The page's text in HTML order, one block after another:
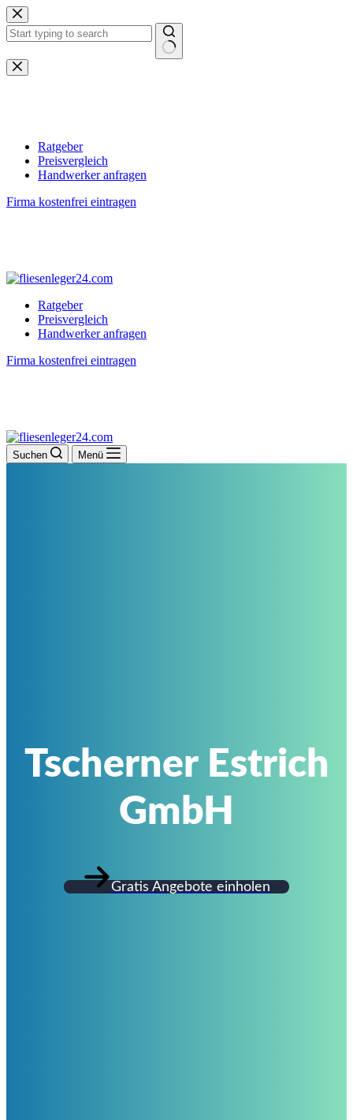
Zum
Inhalt
springen
Keine
Ergebnisse
Ratgeber
Preisvergleich
Handwerker anfragen
Firma kostenfrei eintragen
Ratgeber
Preisvergleich
Handwerker anfragen
Firma kostenfrei eintragen
Suchen Menü
Tscherner Estrich
GmbH
Gratis Angebote einholen